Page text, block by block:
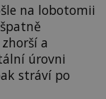
na lobotomii
a
úrovni
stráví po